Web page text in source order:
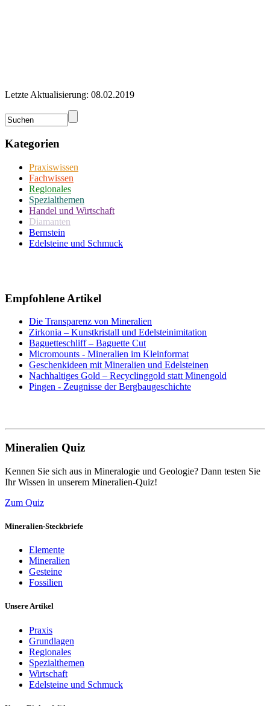
Letzte Aktualisierung: 08.02.2019
Kategorien
Praxiswissen
Fachwissen
Regionales
Spezialthemen
Handel und Wirtschaft
Diamanten
Bernstein
Edelsteine und Schmuck
Empfohlene Artikel
Die Transparenz von Mineralien
Zirkonia – Kunstkristall und Edelsteinimitation
Baguetteschliff – Baguette Cut
Micromounts - Mineralien im Kleinformat
Geschenkideen mit Mineralien und Edelsteinen
Nachhaltiges Gold – Recyclinggold statt Minengold
Pingen - Zeugnisse der Bergbaugeschichte
Mineralien Quiz
Kennen Sie sich aus in Mineralogie und Geologie? Dann testen Sie
Ihr Wissen in unserem Mineralien-Quiz!
Zum Quiz
Mineralien-Steckbriefe
Elemente
Mineralien
Gesteine
Fossilien
Unsere Artikel
Praxis
Grundlagen
Regionales
Spezialthemen
Wirtschaft
Edelsteine und Schmuck